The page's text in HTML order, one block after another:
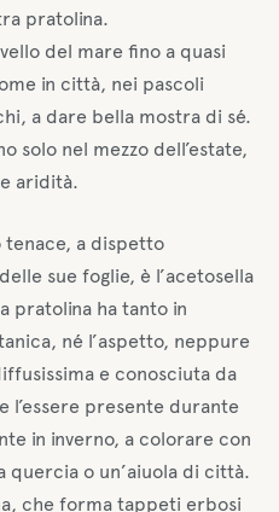
pratolina.
del mare fino a quasi
in città, nei pascoli
a dare bella mostra di sé.
solo nel mezzo dell’estate,
aridità.
a dispetto
sue foglie, è l’acetosella
pratolina ha tanto in
né l’aspetto, neppure
e conosciuta da
l’essere presente durante
in inverno, a colorare con
quercia o un’aiuola di città.
che forma tappeti erbosi